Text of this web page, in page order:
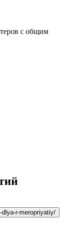
с общим
r-meropriyatiy/